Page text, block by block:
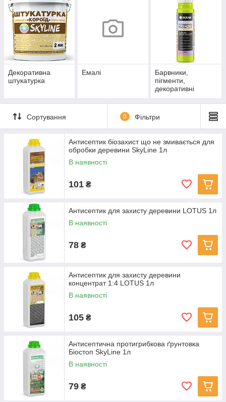
Декоративна
штукатурка
Емалі
Барвники,
пігменти,
декоративні
Сортування 0 Фільтри
Антисептик біозахист що не змивається для
обробки деревини SkyLine 1л
В наявності
101 ₴
Антисептик для захисту деревини LOTUS 1л
В наявності
78 ₴
Антисептик для захисту деревини
концентрат 1:4 LOTUS 1л
В наявності
105 ₴
Антисептична протигрибкова ґрунтовка
Біостоп SkyLine 1л
В наявності
79 ₴